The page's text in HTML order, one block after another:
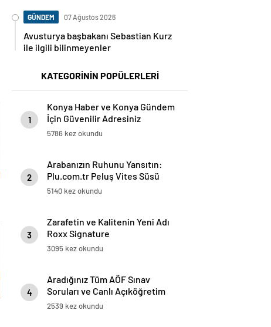
GÜNDEM 07 Ağustos 2026
Avusturya başbakanı Sebastian Kurz
ile ilgili bilinmeyenler
KATEGORİNİN POPÜLERLERİ
1
Konya Haber ve Konya Gündem
İçin Güvenilir Adresiniz
5786 kez okundu
2
Arabanızın Ruhunu Yansıtın:
Plu.com.tr Peluş Vites Süsü
Modelleri
5140 kez okundu
3
Zarafetin ve Kalitenin Yeni Adı
Roxx Signature
3095 kez okundu
4
Aradığınız Tüm AÖF Sınav
Soruları ve Canlı Açıköğretim
Forumu Burada
2539 kez okundu